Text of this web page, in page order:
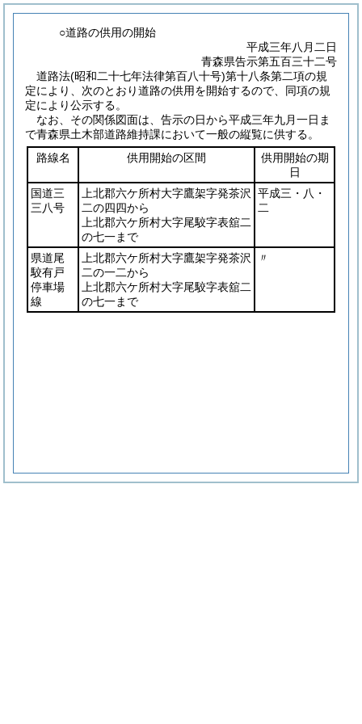
○道路の供用の開始
平成三年八月二日
青森県告示第五百三十二号
道路法(昭和二十七年法律第百八十号)第十八条第二項の規
定により、次のとおり道路の供用を開始するので、同項の規
定により公示する。
なお、その関係図面は、告示の日から平成三年九月一日ま
で青森県土木部道路維持課において一般の縦覧に供する。
路線名
供用開始の区間
供用開始の期
日
国道三
三八号
上北郡六ケ所村大字鷹架字発茶沢
二の四四から
上北郡六ケ所村大字尾駮字表舘二
の七一まで
平成三・八・
二
県道尾
駮有戸
停車場
線
上北郡六ケ所村大字鷹架字発茶沢
二の一二から
上北郡六ケ所村大字尾駮字表舘二
の七一まで
〃